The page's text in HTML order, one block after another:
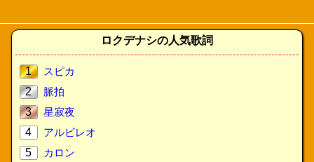
ロクデナシの人気歌詞
1
スピカ
2
脈拍
3
星寂夜
4
アルビレオ
5
カロン